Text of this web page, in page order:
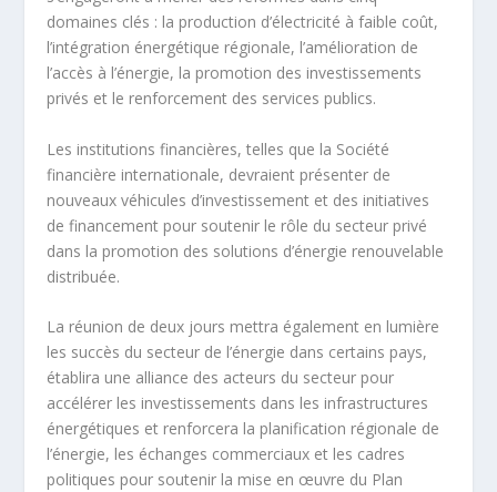
domaines clés : la production d’électricité à faible coût,
l’intégration énergétique régionale, l’amélioration de
l’accès à l’énergie, la promotion des investissements
privés et le renforcement des services publics.
Les institutions financières, telles que la Société
financière internationale, devraient présenter de
nouveaux véhicules d’investissement et des initiatives
de financement pour soutenir le rôle du secteur privé
dans la promotion des solutions d’énergie renouvelable
distribuée.
La réunion de deux jours mettra également en lumière
les succès du secteur de l’énergie dans certains pays,
établira une alliance des acteurs du secteur pour
accélérer les investissements dans les infrastructures
énergétiques et renforcera la planification régionale de
l’énergie, les échanges commerciaux et les cadres
politiques pour soutenir la mise en œuvre du Plan